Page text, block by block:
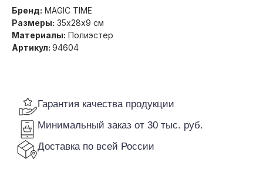
Бренд: MAGIC TIME
Размеры: 35х28х9 см
Материалы: Полиэстер
Артикул: 94604